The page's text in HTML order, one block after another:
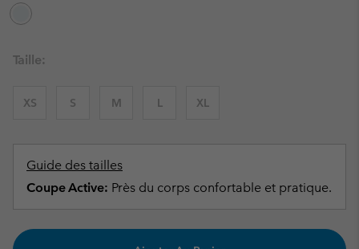
Taille:
XS S M L XL
Guide des tailles
Coupe Active: Près du corps confortable et pratique.